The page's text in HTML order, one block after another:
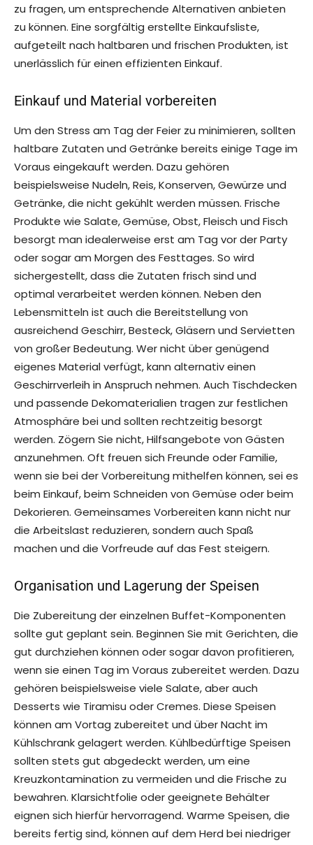
zu fragen, um entsprechende Alternativen anbieten
zu können. Eine sorgfältig erstellte Einkaufsliste,
aufgeteilt nach haltbaren und frischen Produkten, ist
unerlässlich für einen effizienten Einkauf.
Einkauf und Material vorbereiten
Um den Stress am Tag der Feier zu minimieren, sollten
haltbare Zutaten und Getränke bereits einige Tage im
Voraus eingekauft werden. Dazu gehören
beispielsweise Nudeln, Reis, Konserven, Gewürze und
Getränke, die nicht gekühlt werden müssen. Frische
Produkte wie Salate, Gemüse, Obst, Fleisch und Fisch
besorgt man idealerweise erst am Tag vor der Party
oder sogar am Morgen des Festtages. So wird
sichergestellt, dass die Zutaten frisch sind und
optimal verarbeitet werden können. Neben den
Lebensmitteln ist auch die Bereitstellung von
ausreichend Geschirr, Besteck, Gläsern und Servietten
von großer Bedeutung. Wer nicht über genügend
eigenes Material verfügt, kann alternativ einen
Geschirrverleih in Anspruch nehmen. Auch Tischdecken
und passende Dekomaterialien tragen zur festlichen
Atmosphäre bei und sollten rechtzeitig besorgt
werden. Zögern Sie nicht, Hilfsangebote von Gästen
anzunehmen. Oft freuen sich Freunde oder Familie,
wenn sie bei der Vorbereitung mithelfen können, sei es
beim Einkauf, beim Schneiden von Gemüse oder beim
Dekorieren. Gemeinsames Vorbereiten kann nicht nur
die Arbeitslast reduzieren, sondern auch Spaß
machen und die Vorfreude auf das Fest steigern.
Organisation und Lagerung der Speisen
Die Zubereitung der einzelnen Buffet-Komponenten
sollte gut geplant sein. Beginnen Sie mit Gerichten, die
gut durchziehen können oder sogar davon profitieren,
wenn sie einen Tag im Voraus zubereitet werden. Dazu
gehören beispielsweise viele Salate, aber auch
Desserts wie Tiramisu oder Cremes. Diese Speisen
können am Vortag zubereitet und über Nacht im
Kühlschrank gelagert werden. Kühlbedürftige Speisen
sollten stets gut abgedeckt werden, um eine
Kreuzkontamination zu vermeiden und die Frische zu
bewahren. Klarsichtfolie oder geeignete Behälter
eignen sich hierfür hervorragend. Warme Speisen, die
bereits fertig sind, können auf dem Herd bei niedriger